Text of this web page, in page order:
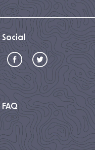
Social
FAQ